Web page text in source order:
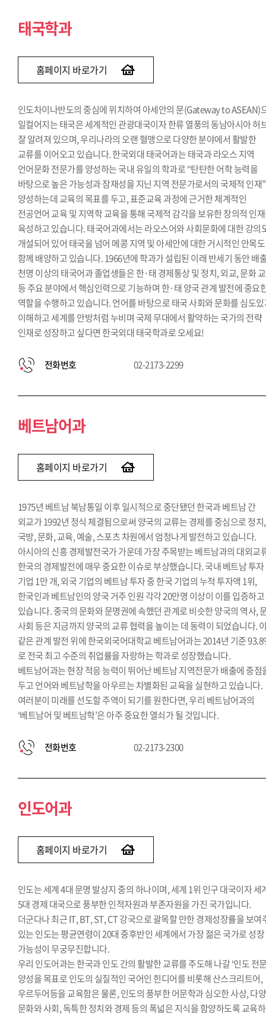
태국학과
홈페이지 바로가기
인도차이나반도의 중심에 위치하여 아세안의 문(Gateway to ASEAN)
일컬어지는 태국은 세계적인 관광대국이자 한류 열풍의 동남아시아 허
잘 알려져 있으며, 우리나라의 오랜 혈맹으로 다양한 분야에서 활발한
교류를 이어오고 있습니다. 한국외대 태국어과는 태국과 라오스 지역
언어문화 전문가를 양성하는 국내 유일의 학과로 “탄탄한 어학 능력을
바탕으로 높은 가능성과 잠재성을 지닌 지역 전문가로서의 국제적 인재
양성하는데 교육의 목표를 두고, 표준교육 과정에 근거한 체계적인
전공언어 교육 및 지역학 교육을 통해 국제적 감각을 보유한 창의적 인
육성하고 있습니다. 태국어과에서는 라오스어와 사회문화에 대한 강의
개설되어 있어 태국을 넘어 메콩 지역 및 아세안에 대한 거시적인 안목도
함께 배양하고 있습니다. 1966년에 학과가 설립된 이래 반세기 동안 배
천명 이상의 태국어과 졸업생들은 한·태 경제통상 및 정치, 외교, 문화
등 주요 분야에서 핵심인력으로 기능하며 한·태 양국 관계 발전에 중요
역할을 수행하고 있습니다. 언어를 바탕으로 태국 사회와 문화를 심도
이해하고 세계를 안방처럼 누비며 국제 무대에서 활약하는 국가의 전략
인재로 성장하고 싶다면 한국외대 태국학과로 오세요!
전화번호 02-2173-2299
베트남어과
홈페이지 바로가기
1975년 베트남 북남통일 이후 일시적으로 중단됐던 한국과 베트남 간
외교가 1992년 정식 체결됨으로써 양국의 교류는 경제를 중심으로 정치,
국방, 문화, 교육, 예술, 스포츠 차원에서 엄청나게 발전하고 있습니다.
아시아의 신흥 경제발전국가 가운데 가장 주목받는 베트남과의 대외교
한국의 경제발전에 매우 중요한 이슈로 부상했습니다. 국내 베트남 투자
기업 1만 개, 외국 기업의 베트남 투자 중 한국 기업의 누적 투자액 1위,
한국인과 베트남인의 양국 거주 인원 각각 20만명 이상이 이를 입증하고
있습니다. 중국의 문화와 문명권에 속했던 관계로 비슷한 양국의 역사,
사회 등은 지금까지 양국의 교류 협력을 높이는 데 동력이 되었습니다.
같은 관계 발전 위에 한국외국어대학교 베트남어과는 2014년 기준
로 전국 최고 수준의 취업률을 자랑하는 학과로 성장했습니다.
베트남어과는 현장 적응 능력이 뛰어난 베트남 지역전문가 배출에 중점
두고 언어와 베트남학을 아우르는 차별화된 교육을 실현하고 있습니다.
여러분이 미래를 선도할 주역이 되기를 원한다면, 우리 베트남어과의
‘베트남어 및 베트남학’은 아주 중요한 열쇠가 될 것입니다.
전화번호 02-2173-2300
인도어과
홈페이지 바로가기
인도는 세계 4대 문명 발상지 중의 하나이며, 세계 1위 인구 대국이자 세
5대 경제 대국으로 풍부한 인적자원과 부존자원을 가진 국가입니다.
더군다나 최근 IT, BT, ST, CT 강국으로 괄목할 만한 경제성장률을 보여
있는 인도는 평균연령이 20대 중후반인 세계에서 가장 젊은 국가로 성장
가능성이 무궁무진합니다.
우리 인도어과는 한국과 인도 간의 활발한 교류를 주도해 나갈 ‘인도 전
양성을 목표로 인도의 실질적인 국어인 힌디어를 비롯해 산스크리트어,
우르두어등을 교육함은 물론, 인도의 풍부한 어문학과 심오한 사상, 다
문화와 사회, 독특한 정치와 경제 등의 폭넓은 지식을 함양하도록 교육